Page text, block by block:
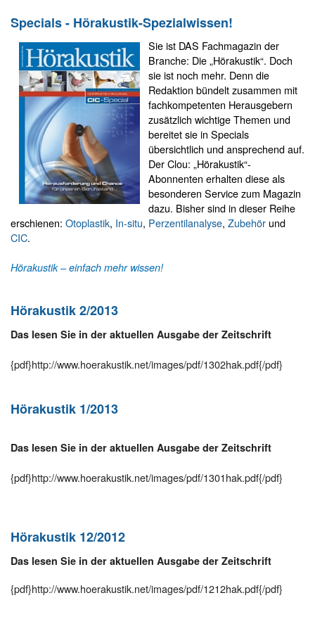
Specials - Hörakustik-Spezialwissen!
Sie ist DAS Fachmagazin der
Branche: Die „Hörakustik“. Doch
sie ist noch mehr. Denn die
Redaktion bündelt zusammen mit
fachkompetenten Herausgebern
zusätzlich wichtige Themen und
bereitet sie in Specials
übersichtlich und ansprechend auf.
Der Clou: „Hörakustik“-
Abonnenten erhalten diese als
besonderen Service zum Magazin
dazu. Bisher sind in dieser Reihe
erschienen: Otoplastik, In-situ, Perzentilanalyse, Zubehör und
CIC.
Hörakustik – einfach mehr wissen!
Hörakustik 2/2013
Das lesen Sie in der aktuellen Ausgabe der Zeitschrift
{pdf}http://www.hoerakustik.net/images/pdf/1302hak.pdf{/pdf}
Hörakustik 1/2013
Das lesen Sie in der aktuellen Ausgabe der Zeitschrift
{pdf}http://www.hoerakustik.net/images/pdf/1301hak.pdf{/pdf}
Hörakustik 12/2012
Das lesen Sie in der aktuellen Ausgabe der Zeitschrift
{pdf}http://www.hoerakustik.net/images/pdf/1212hak.pdf{/pdf}